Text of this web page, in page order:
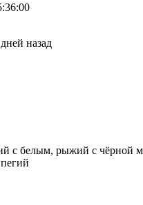
назад
с белым, рыжий с чёрной